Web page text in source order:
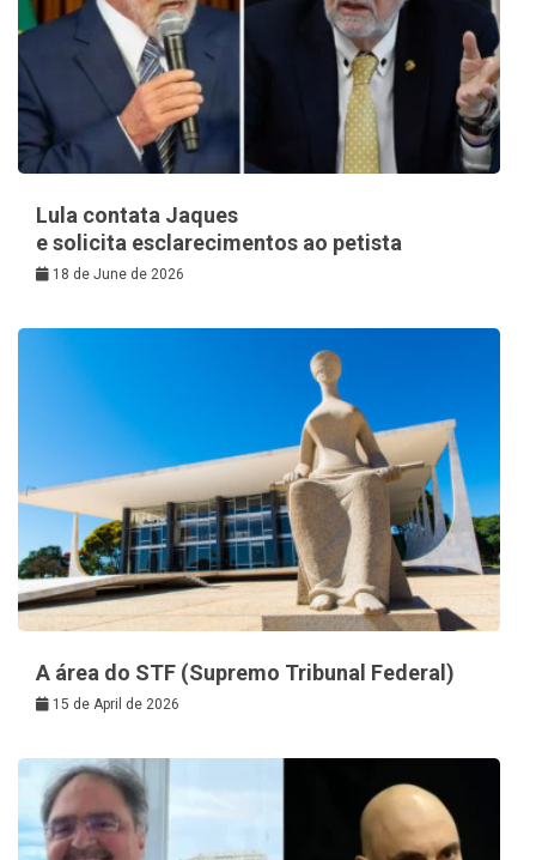
Lula contata Jaques
e solicita esclarecimentos ao petista
18 de June de 2026
A área do STF (Supremo Tribunal Federal)
15 de April de 2026